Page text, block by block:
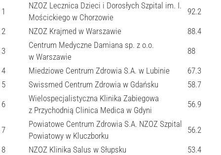
1
NZOZ Lecznica Dzieci i Dorosłych Szpital im. I.
Mościckiego w Chorzowie
92.2
2
NZOZ Krajmed w Warszawie
88.4
3
Centrum Medyczne Damiana sp. z o.o.
w Warszawie
88
4
Miedziowe Centrum Zdrowia S.A. w Lubinie
67.3
5
Swissmed Centrum Zdrowia w Gdańsku
58.7
6
Wielospecjalistyczna Klinika Zabiegowa
z Przychodnią Clinica Medica w Gdyni
56.9
7
Powiatowe Centrum Zdrowia S.A. NZOZ Szpital
Powiatowy w Kluczborku
56.2
8
NZOZ Klinika Salus w Słupsku
53.4